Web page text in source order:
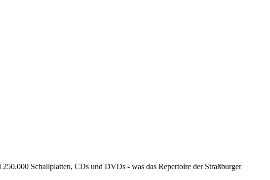
Schallplatten, CDs und DVDs - was das Repertoire der Straßburger